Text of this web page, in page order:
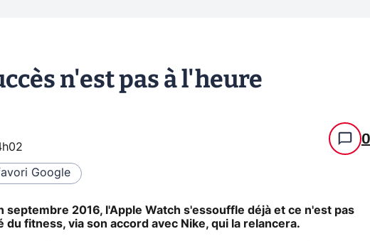
n'est pas à l'heure
0
Google
septembre 2016, l'Apple Watch s'essouffle déjà et ce n'est pas
fitness, via son accord avec Nike, qui la relancera.